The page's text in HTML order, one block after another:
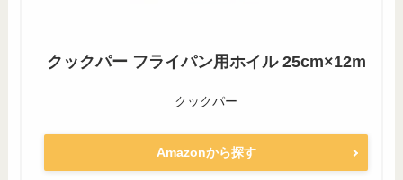
クックパー フライパン用ホイル 25cm×12m
クックパー
Amazonから探す